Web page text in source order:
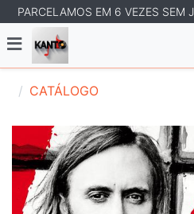
PARCELAMOS EM 6 VEZES SEM
CATÁLOGO